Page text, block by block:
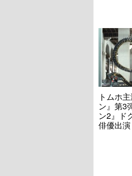
トムホ
ン』第3
ン2』ド
俳優出演